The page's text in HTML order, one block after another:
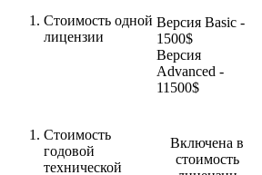
Стоимость одной
лицензии
Версия Basic -
1500$
Версия
Advanced -
11500$
Стоимость
годовой
технической
Включена в
стоимость